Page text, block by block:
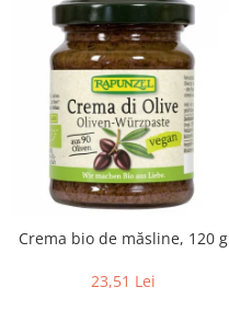
Crema bio de măsline, 120 g
23,51 Lei